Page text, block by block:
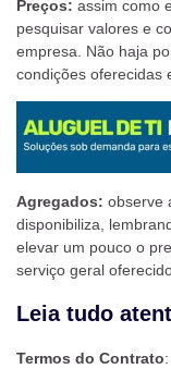
Preços: assim como
pesquisar valores e
empresa. Não haja
condições oferecidas
Agregados: observe
disponibiliza,
elevar um pouco o
serviço geral
Leia tudo
Termos do Contrato